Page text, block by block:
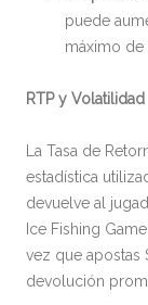
puede
máximo de
RTP y Volatilidad
La Tasa de
estadística
devuelve al
Ice Fishing
vez que apostas
devolución